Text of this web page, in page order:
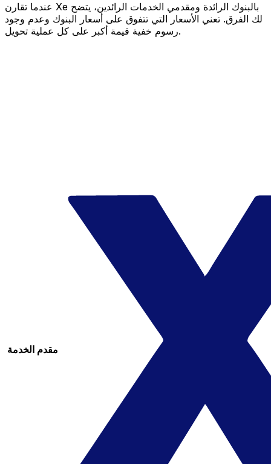
عندما تقارن Xe بالبنوك الرائدة ومقدمي الخدمات الرائدين، يتضح
لك الفرق. تعني الأسعار التي تتفوق على أسعار البنوك وعدم وجود
رسوم خفية قيمة أكبر على كل عملية تحويل.
مقدم الخدمة